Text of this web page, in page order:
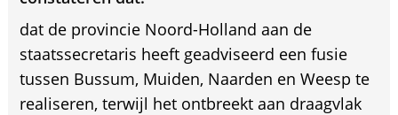
dat de provincie Noord-Holland aan de
staatssecretaris heeft geadviseerd een fusie
tussen Bussum, Muiden, Naarden en Weesp te
realiseren, terwijl het ontbreekt aan draagvlak